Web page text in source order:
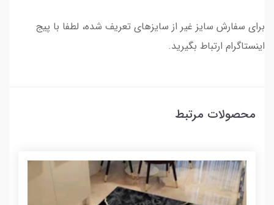
برای سفارش سایز غیر از سایزهای تعریف شده، لطفا با پیج
اینستاگرام ارتباط بگیرید.
محصولات مرتبط